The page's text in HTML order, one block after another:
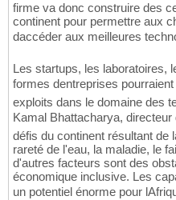
firme va donc construire des
continent pour permettre aux
daccéder aux meilleures
Les startups, les laboratoires,
formes dentreprises
exploits dans le domaine des
Kamal Bhattacharya, directeur
défis du continent résultant de
rareté de l'eau, la maladie, le
d'autres facteurs sont des
économique inclusive. Les
un potentiel énorme pour